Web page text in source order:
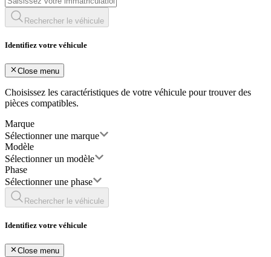
Rechercher le véhicule
Identifiez votre véhicule
Close menu
Choisissez les caractéristiques de votre véhicule pour trouver des
pièces compatibles.
Marque
Sélectionner une marque
Modèle
Sélectionner un modèle
Phase
Sélectionner une phase
Rechercher le véhicule
Identifiez votre véhicule
Close menu